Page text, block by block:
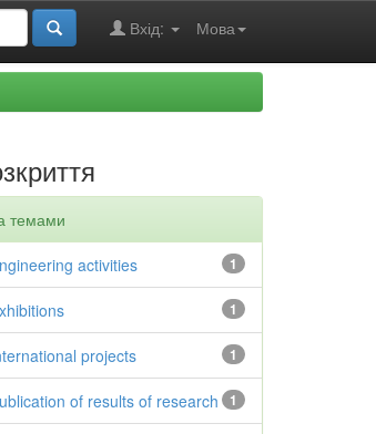
Мова
Вхід:
темами
1
activities
1
1
projects
1
of results of research